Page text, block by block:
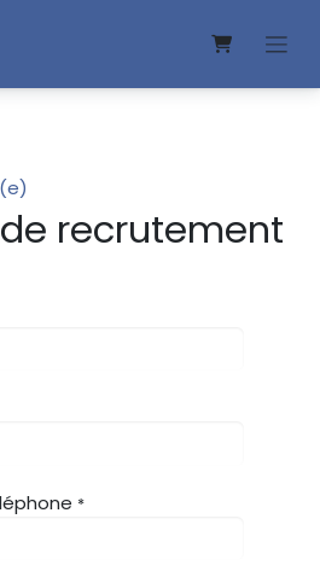
recrutement
*